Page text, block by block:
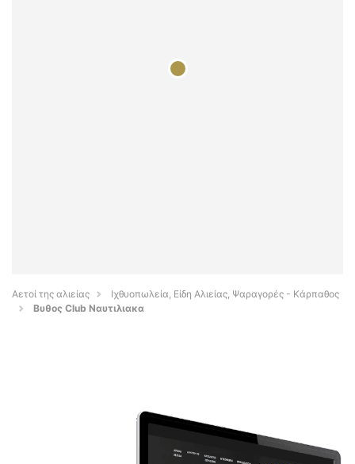
Αετοί της αλιείας
Ιχθυοπωλεία, Είδη Αλιείας, Ψαραγορές - Κάρπαθος
Βυθος Club Ναυτιλιακα